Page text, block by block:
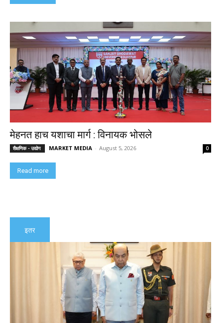
मेहनत हाच यशाचा मार्ग : विनायक भोसले
शैक्षणिक - उद्योग MARKET MEDIA - August 5, 2026 0
Read more
इतर